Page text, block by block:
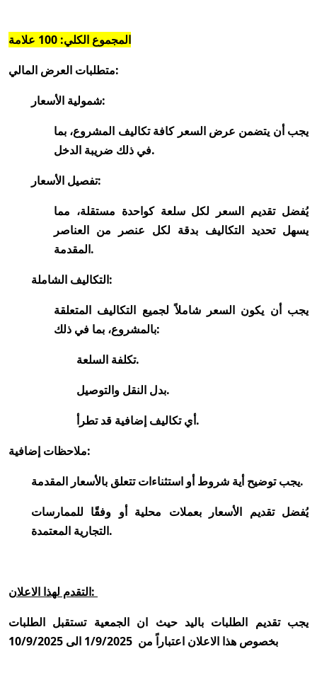
المجموع الكلي: 100 علامة
متطلبات العرض المالي:
شمولية الأسعار:
يجب أن يتضمن عرض السعر كافة تكاليف المشروع، بما
في ذلك ضريبة الدخل.
تفصيل الأسعار:
يُفضل تقديم السعر لكل سلعة كواحدة مستقلة، مما
يسهل تحديد التكاليف بدقة لكل عنصر من العناصر
المقدمة.
التكاليف الشاملة:
يجب أن يكون السعر شاملاً لجميع التكاليف المتعلقة
بالمشروع، بما في ذلك:
تكلفة السلعة.
بدل النقل والتوصيل.
أي تكاليف إضافية قد تطرأ.
ملاحظات إضافية:
يجب توضيح أية شروط أو استثناءات تتعلق بالأسعار المقدمة.
يُفضل تقديم الأسعار بعملات محلية أو وفقًا للممارسات
التجارية المعتمدة.
التقدم لهذا الاعلان:
يجب تقديم الطلبات باليد حيث ان الجمعية تستقبل الطلبات
بخصوص هذا الاعلان اعتباراً من 1/9/2025 الى 10/9/2025